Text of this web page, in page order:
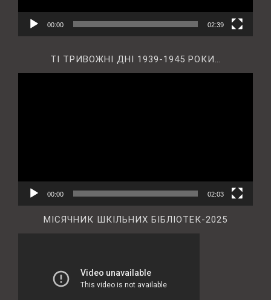
00:00 02:39
ТІ ТРИВОЖНІ ДНІ 1939-1945 РОКИ…
00:00 02:03
МІСЯЧНИК ШКІЛЬНИХ БІБЛІОТЕК-2025